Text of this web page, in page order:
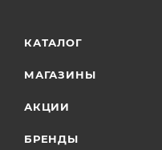
КАТАЛОГ
МАГАЗИНЫ
АКЦИИ
БРЕНДЫ